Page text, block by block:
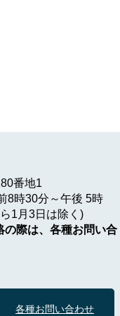
番地1
8時30分～午後 5時
1月3日は除く)
際は、各種お問い合
各種お問い合わせ